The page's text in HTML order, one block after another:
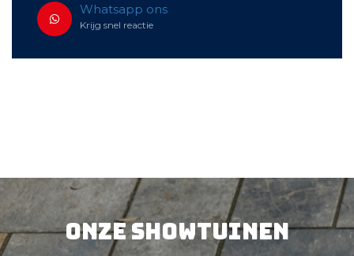
Whatsapp ons
Krijg snel reactie
Onze showtuinen